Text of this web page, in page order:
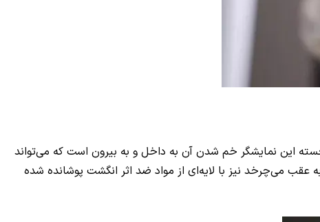
اینچ است که به طور افقی خم می‌شود. نکته برجسته این نمایشگر خم شدن آن به داخل و به بیرون است که می‌تواند
عقب می‌چرخد نیز با لایه‌ای از مواد ضد اثر انگشت پوشانده شده